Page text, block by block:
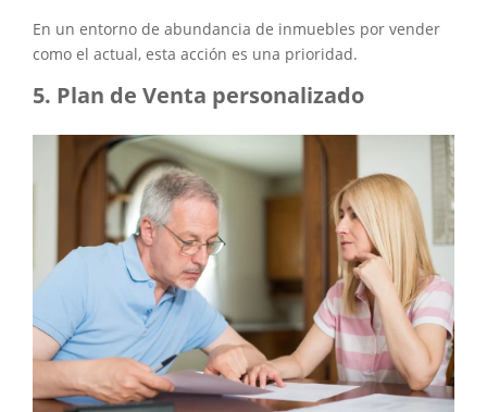
En un entorno de abundancia de inmuebles por vender
como el actual, esta acción es una prioridad.
Plan de Venta personalizado